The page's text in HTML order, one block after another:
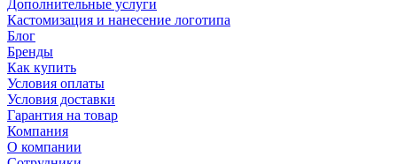
Дополнительные услуги
Кастомизация и нанесение логотипа
Блог
Бренды
Как купить
Условия оплаты
Условия доставки
Гарантия на товар
Компания
О компании